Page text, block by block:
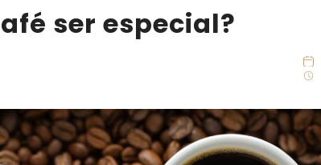
ser especial?